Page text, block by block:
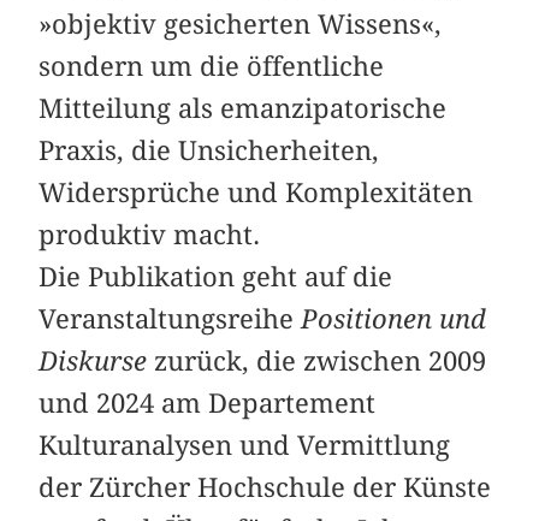
»objektiv gesicherten Wissens«,
sondern um die öffentliche
Mitteilung als emanzipatorische
Praxis, die Unsicherheiten,
Widersprüche und Komplexitäten
produktiv macht.
Die Publikation geht auf die
VeranstaltungsreihePositionen und
Diskurse zurück, die zwischen 2009
und 2024 am Departement
Kulturanalysen und Vermittlung
der Zürcher Hochschule der Künste